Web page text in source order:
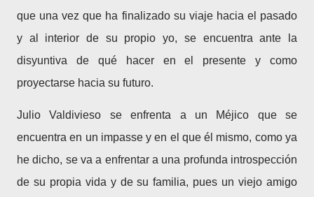
que una vez que ha finalizado su viaje hacia el pasado
y al interior de su propio yo, se encuentra ante la
disyuntiva de qué hacer en el presente y como
proyectarse hacia su futuro.
Julio Valdivieso se enfrenta a un Méjico que se
encuentra en un impasse y en el que él mismo, como ya
he dicho, se va a enfrentar a una profunda introspección
de su propia vida y de su familia, pues un viejo amigo